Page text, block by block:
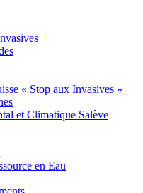
« Stop aux Invasives »
et Climatique Salève
en Eau